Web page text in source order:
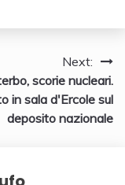
Next:
scorie nucleari.
in sala d'Ercole sul
deposito nazionale